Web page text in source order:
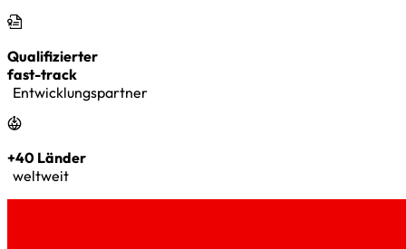
Qualifizierter
fast-track
Entwicklungspartner
+40 Länder
weltweit